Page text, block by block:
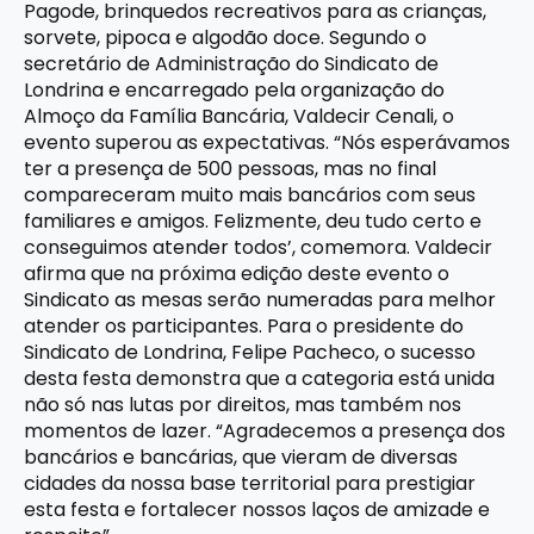
Pagode, brinquedos recreativos para as crianças,
sorvete, pipoca e algodão doce. Segundo o
secretário de Administração do Sindicato de
Londrina e encarregado pela organização do
Almoço da Família Bancária, Valdecir Cenali, o
evento superou as expectativas. “Nós esperávamos
ter a presença de 500 pessoas, mas no final
compareceram muito mais bancários com seus
familiares e amigos. Felizmente, deu tudo certo e
conseguimos atender todos’, comemora. Valdecir
afirma que na próxima edição deste evento o
Sindicato as mesas serão numeradas para melhor
atender os participantes. Para o presidente do
Sindicato de Londrina, Felipe Pacheco, o sucesso
desta festa demonstra que a categoria está unida
não só nas lutas por direitos, mas também nos
momentos de lazer. “Agradecemos a presença dos
bancários e bancárias, que vieram de diversas
cidades da nossa base territorial para prestigiar
esta festa e fortalecer nossos laços de amizade e